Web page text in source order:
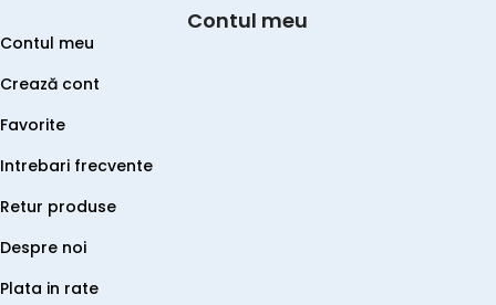
Contul meu
Contul meu
Crează cont
Favorite
Intrebari frecvente
Retur produse
Despre noi
Plata in rate